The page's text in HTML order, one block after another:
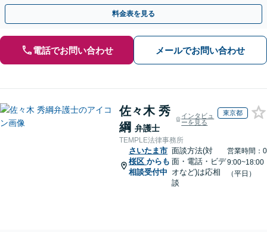
分割を」「家族信託／信頼できる家族に財産管理を任せる」
料金表を見る
電話でお問い合わせ メールでお問い合わせ
佐々木 秀
綱 弁護士
インタビュ
ーを見る
東京都
TEMPLE法律事務所
さいたま市
桜区 からも
相談受付中
面談方法(対
面・電話・ビデ
オなど)は応相
談
営業時間：0
9:00~18:00
（平日）